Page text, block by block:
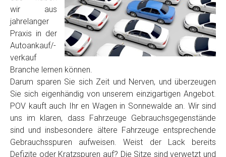
Getriebe
Bekannte Schäden
Preisvorstellung
Name*
wir aus
jahrelanger
Praxis in der
Autoankauf/-
verkauf
Branche lernen können.
Darum sparen Sie sich Zeit und Nerven, und überzeugen
Sie sich eigenhändig von unserem einzigartigen Angebot.
POV kauft auch Ihr en Wagen in Sonnewalde an. Wir sind
uns im klaren, dass Fahrzeuge Gebrauchsgegenstände
sind und insbesondere ältere Fahrzeuge entsprechende
Gebrauchsspuren aufweisen. Weist der Lack bereits
Defizite oder Kratzspuren auf? Die Sitze sind verwetzt und